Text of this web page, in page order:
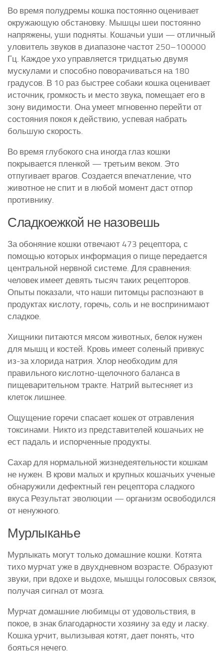
Во время полудремы кошка постоянно оценивает
окружающую обстановку. Мышцы шеи постоянно
напряжены, уши подняты. Кошачьи уши — отличный
уловитель звуков в диапазоне частот 250–100000
Гц. Каждое ухо управляется тридцатью двумя
мускулами и способно поворачиваться на 180
градусов. В 10 раз быстрее собаки кошка оценивает
источник, громкость и место звука, помещает его в
зону видимости. Она умеет мгновенно перейти от
состояния покоя к действию, успевая набрать
большую скорость.
Во время глубокого сна иногда глаз кошки
покрывается пленкой — третьим веком. Это
отпугивает врагов. Создается впечатление, что
животное не спит и в любой момент даст отпор
противнику.
Сладкоежкой не назовешь
За обоняние кошки отвечают 473 рецептора, с
помощью которых информация о пище передается
центральной нервной системе. Для сравнения:
человек имеет девять тысяч таких рецепторов.
Опыты показали, что наши питомцы распознают в
продуктах кислоту, горечь, соль и не воспринимают
сладкое.
Хищники питаются мясом животных, белок нужен
для мышц и костей. Кровь имеет соленый привкус
из-за хлорида натрия. Хлор необходим для
правильного кислотно-щелочного баланса в
пищеварительном тракте. Натрий вытесняет из
клеток лишнее.
Ощущение горечи спасает кошек от отравления
токсинами. Никто из представителей кошачьих не
ест падаль и испорченные продукты.
Сахар для нормальной жизнедеятельности кошкам
не нужен. В крови малых и крупных кошачьих ученые
обнаружили дефектный ген рецептора сладкого
вкуса Результат эволюции — организм освободился
от ненужного.
Мурлыканье
Мурлыкать могут только домашние кошки. Котята
тихо мурчат уже в двухдневном возрасте. Образуют
звуки, при вдохе и выдохе, мышцы голосовых связок,
получая сигнал от мозга.
Мурчат домашние любимцы от удовольствия, в
покое, в знак благодарности хозяину за еду и ласку.
Кошка урчит, вылизывая котят, дает понять, что
бояться нечего.